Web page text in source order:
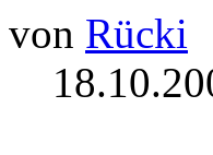
von Rücki